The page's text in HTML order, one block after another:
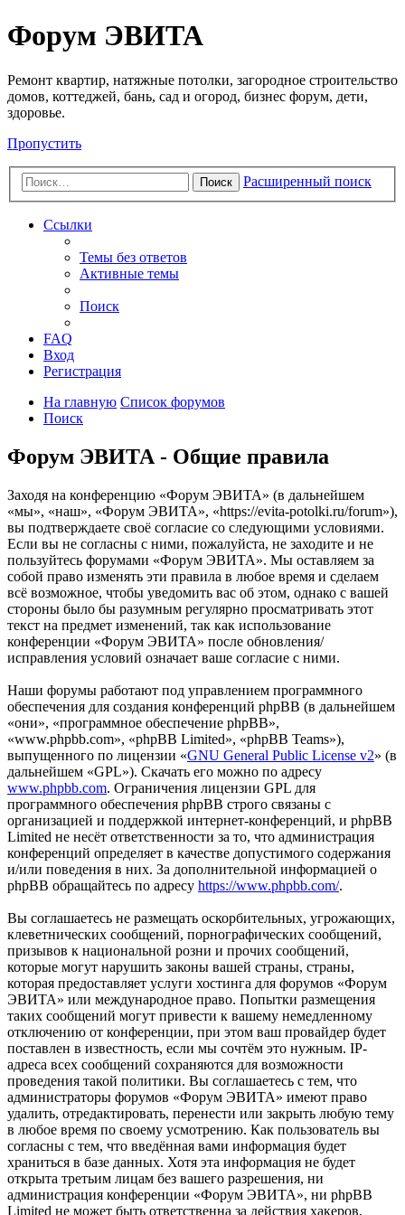
Регистрация
Форум ЭВИТА
Ремонт квартир, натяжные потолки, загородное строительство
домов, коттеджей, бань, сад и огород, бизнес форум, дети,
здоровье.
Пропустить
Поиск Расширенный поиск
Ссылки
Темы без ответов
Активные темы
Поиск
FAQ
Вход
Регистрация
На главную Список форумов
Поиск
Форум ЭВИТА - Общие правила
Заходя на конференцию «Форум ЭВИТА» (в дальнейшем
«мы», «наш», «Форум ЭВИТА», «https://evita-potolki.ru/forum»),
вы подтверждаете своё согласие со следующими условиями.
Если вы не согласны с ними, пожалуйста, не заходите и не
пользуйтесь форумами «Форум ЭВИТА». Мы оставляем за
собой право изменять эти правила в любое время и сделаем
всё возможное, чтобы уведомить вас об этом, однако с вашей
стороны было бы разумным регулярно просматривать этот
текст на предмет изменений, так как использование
конференции «Форум ЭВИТА» после обновления/
исправления условий означает ваше согласие с ними.
Наши форумы работают под управлением программного
обеспечения для создания конференций phpBB (в дальнейшем
«они», «программное обеспечение phpBB»,
«www.phpbb.com», «phpBB Limited», «phpBB Teams»),
выпущенного по лицензии «GNU General Public License v2» (в
дальнейшем «GPL»). Скачать его можно по адресу
www.phpbb.com. Ограничения лицензии GPL для
программного обеспечения phpBB строго связаны с
организацией и поддержкой интернет-конференций, и phpBB
Limited не несёт ответственности за то, что администрация
конференций определяет в качестве допустимого содержания
и/или поведения в них. За дополнительной информацией о
phpBB обращайтесь по адресу https://www.phpbb.com/.
Вы соглашаетесь не размещать оскорбительных, угрожающих,
клеветнических сообщений, порнографических сообщений,
призывов к национальной розни и прочих сообщений,
которые могут нарушить законы вашей страны, страны,
которая предоставляет услуги хостинга для форумов «Форум
ЭВИТА» или международное право. Попытки размещения
таких сообщений могут привести к вашему немедленному
отключению от конференции, при этом ваш провайдер будет
поставлен в известность, если мы сочтём это нужным. IP-
адреса всех сообщений сохраняются для возможности
проведения такой политики. Вы соглашаетесь с тем, что
администраторы форумов «Форум ЭВИТА» имеют право
удалить, отредактировать, перенести или закрыть любую тему
в любое время по своему усмотрению. Как пользователь вы
согласны с тем, что введённая вами информация будет
храниться в базе данных. Хотя эта информация не будет
открыта третьим лицам без вашего разрешения, ни
администрация конференции «Форум ЭВИТА», ни phpBB
Limited не может быть ответственна за действия хакеров,